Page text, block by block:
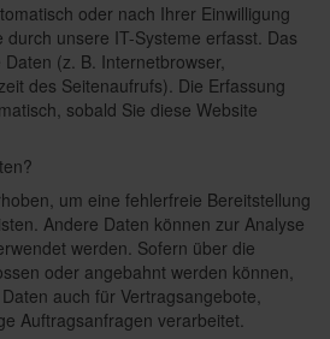
oder nach Ihrer Einwilligung
durch unsere IT-Systeme erfasst. Das
(z. B. Internetbrowser,
des Seitenaufrufs). Die Erfassung
sobald Sie diese Website
um eine fehlerfreie Bereitstellung
Andere Daten können zur Analyse
werden. Sofern über die
oder angebahnt werden können,
auch für Vertragsangebote,
Auftragsanfragen verarbeitet.